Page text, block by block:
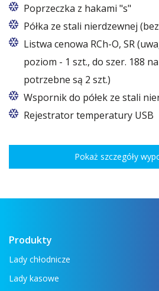
Poprzeczka ze stali
Dla modułów/regałów 125/
na poziom. (modele: RCh-O,
Dla modułów/regałów 188/
na poziom (modele:RCh-O,
Poprzeczka z hakami "s"
Poprzeczka ze stali
Dla modułów/regałów 125/
na poziom.(modele:RCh-O,
Dla modułów/regałów 188/
na poziom (modele:RCh-O,
Półka ze stali nierdzewnej
Półka ze stali nierdzewnej
Dla modułów/regałów 125/
poziom.
Dla modułów/regałów 188/
poziom
Listwa cenowa RCh-O, SR
poziom - 1 szt., do szer. 188
potrzebne są 2 szt.)
Wspornik do półek ze stali
Rejestrator temperatury USB
Pokaż szczegóły
Produkty
Lady chłodnicze
Lady kasowe